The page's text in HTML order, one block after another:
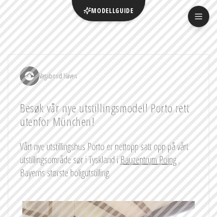
Vagabond Haven
Besøk vår nye utstillingsmodell Porto rett
utenfor München!
Vårt nye utstillingshus Porto er nettopp satt opp på vårt
utstillingsområde sør i Tyskland i Bauzentrum Poing,
Bayerns største boligutstilling.
MODELLGUIDE